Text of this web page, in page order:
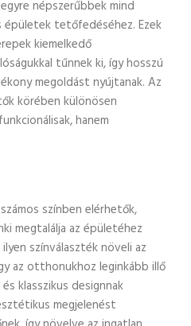
népszerűbbek mind
épületek tetőfedéséhez. Ezek
kiemelkedő
tűnnek ki, így hosszú
megoldást nyújtanak. Az
körében különösen
hanem
színben elérhetők,
megtalálja az épületéhez
színválaszték növeli az
az otthonukhoz leginkább illő
klasszikus designnak
megjelenést